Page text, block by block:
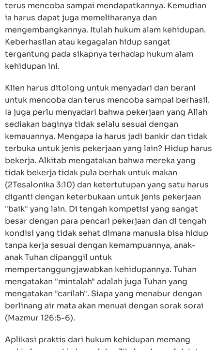
terus mencoba sampai mendapatkannya. Kemudian
ia harus dapat juga memeliharanya dan
mengembangkannya. Itulah hukum alam kehidupan.
Keberhasilan atau kegagalan hidup sangat
tergantung pada sikapnya terhadap hukum alam
kehidupan ini.
Klien harus ditolong untuk menyadari dan berani
untuk mencoba dan terus mencoba sampai berhasil.
Ia juga perlu menyadari bahwa pekerjaan yang Allah
sediakan baginya tidak selalu sesuai dengan
kemauannya. Mengapa ia harus jadi bankir dan tidak
terbuka untuk jenis pekerjaan yang lain? Hidup harus
bekerja. Alkitab mengatakan bahwa mereka yang
tidak bekerja tidak pula berhak untuk makan
(2Tesalonika 3:10) dan ketertutupan yang satu harus
diganti dengan keterbukaan untuk jenis pekerjaan
"baik" yang lain. Di tengah kompetisi yang sangat
besar dengan para pencari pekerjaan dan di tengah
kondisi yang tidak sehat dimana manusia bisa hidup
tanpa kerja sesuai dengan kemampuannya, anak-
anak Tuhan dipanggil untuk
mempertanggungjawabkan kehidupannya. Tuhan
mengatakan "mintalah" adalah juga Tuhan yang
mengatakan "carilah". Siapa yang menabur dengan
berlinang air mata akan menuai dengan sorak sorai
(Mazmur 126:5-6).
Aplikasi praktis dari hukum kehidupan memang